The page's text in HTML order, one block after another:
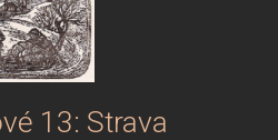
13: Strava